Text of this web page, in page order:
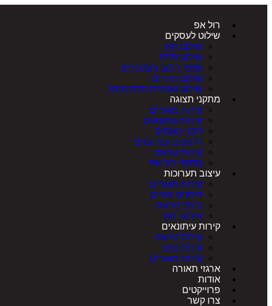
רול אפ
שילוט לעסקים
שילוט חוץ
שילוט פנים
שלטי רחוב ותמרורים
שילוט חדרים
שילוט ואותיות תלת מימד
מתקני תצוגה
קירות מוארים
קירות עיתונאים
דוכני נואמים
דלפקים ופודיומים
קירות טראס
מתקני רול אפ
עיצוב תערוכות
קירות מוארים
ביתנים בנויים
ביתני טראס
אירועי חוץ
קירות עיתונאים
קירות טראס
קירות טיוב
קירות מוארים
ארגזי תאורה
אודות
פרוייקטים
צרו קשר